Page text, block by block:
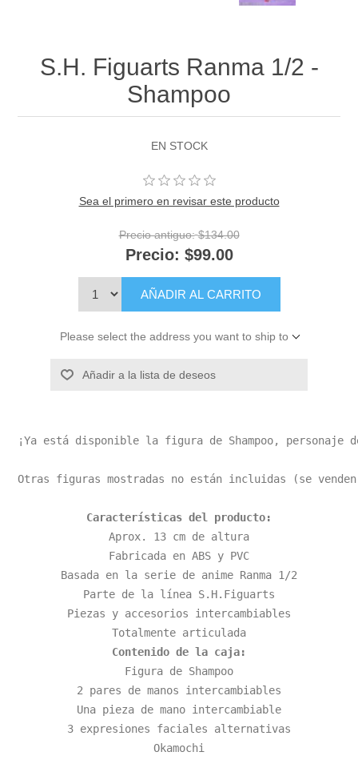
S.H. Figuarts Ranma 1/2 -
Shampoo
EN STOCK
Sea el primero en revisar este producto
Precio antiguo: $134.00
Precio: $99.00
AÑADIR AL CARRITO
Please select the address you want to ship to
Añadir a la lista de deseos
¡Ya está disponible la figura de Shampoo, personaje
Otras figuras mostradas no están incluidas (se
Características del producto:
Aprox. 13 cm de altura
Fabricada en ABS y PVC
Basada en la serie de anime Ranma 1/2
Parte de la línea S.H.Figuarts
Piezas y accesorios intercambiables
Contenido de la caja:
Figura de Shampoo
2 pares de manos intercambiables
Una pieza de mano intercambiable
3 expresiones faciales alternativas
Okamochi